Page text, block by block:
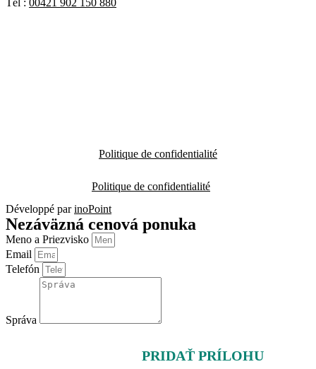
Tél : 00421 902 150 880
Politique de confidentialité
Politique de confidentialité
Développé parinoPoint
Nezáväzná cenová ponuka
Meno a Priezvisko
Email
Telefón
Správa
PRIDAŤ PRÍLOHU